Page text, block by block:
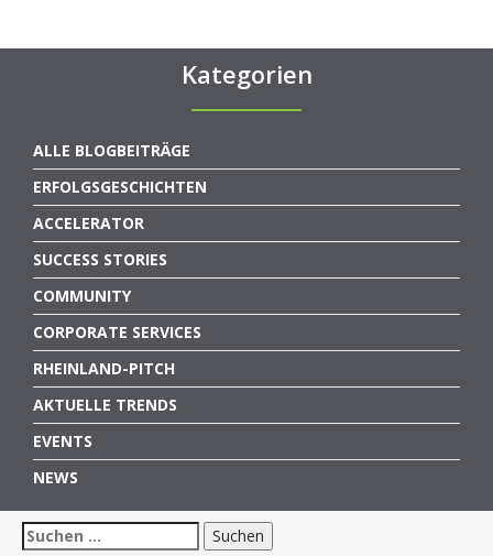
Kategorien
ALLE BLOGBEITRÄGE
ERFOLGSGESCHICHTEN
ACCELERATOR
SUCCESS STORIES
COMMUNITY
CORPORATE SERVICES
RHEINLAND-PITCH
AKTUELLE TRENDS
EVENTS
NEWS
Suchen